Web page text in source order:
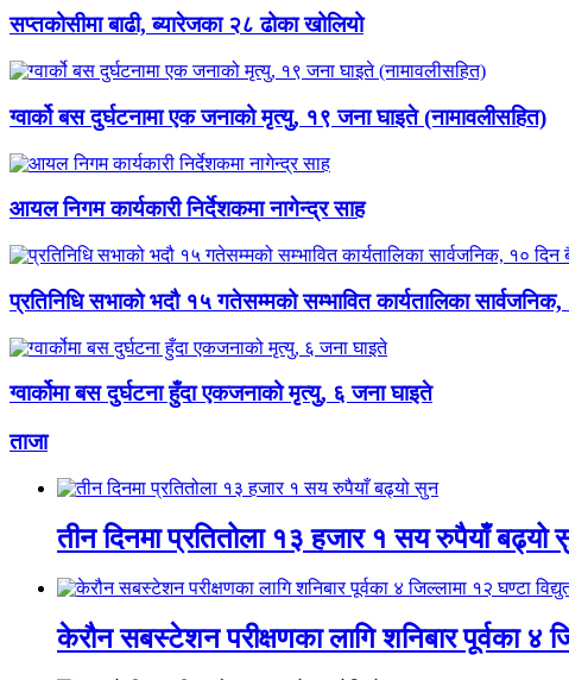
सप्तकोसीमा बाढी, ब्यारेजका २८ ढोका खोलियो
ग्वार्को बस दुर्घटनामा एक जनाको मृत्यु, १९ जना घाइते (नामावलीसहित)
आयल निगम कार्यकारी निर्देशकमा नागेन्द्र साह
प्रतिनिधि सभाको भदौ १५ गतेसम्मको सम्भावित कार्यतालिका
ग्वार्कोमा बस दुर्घटना हुँदा एकजनाको मृत्यु, ६ जना घाइते
ताजा
तीन दिनमा प्रतितोला १३ हजार १ सय रुपैयाँ बढ्यो
केरौन सबस्टेशन परीक्षणका लागि शनिबार पूर्वका ४